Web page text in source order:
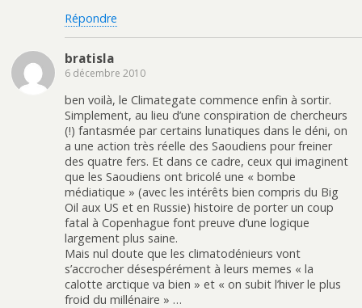
Répondre
bratisla
6 décembre 2010
ben voilà, le Climategate commence enfin à sortir.
Simplement, au lieu d’une conspiration de chercheurs
(!) fantasmée par certains lunatiques dans le déni, on
a une action très réelle des Saoudiens pour freiner
des quatre fers. Et dans ce cadre, ceux qui imaginent
que les Saoudiens ont bricolé une « bombe
médiatique » (avec les intérêts bien compris du Big
Oil aux US et en Russie) histoire de porter un coup
fatal à Copenhague font preuve d’une logique
largement plus saine.
Mais nul doute que les climatodénieurs vont
s’accrocher désespérément à leurs memes « la
calotte arctique va bien » et « on subit l’hiver le plus
froid du millénaire » …